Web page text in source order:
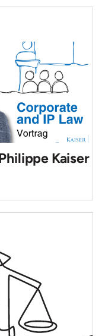
Kaiser